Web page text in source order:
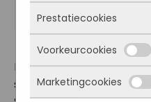
2013-04-22
Social media
Een aantal keer per
social media avond
Deze cookies zorgen
überhaupt werkt. Ze
kunnen niet worden
ze alleen geplaatst
inloggen, een
Prestatiecookies
Met deze cookies
bezocht wordt, waar
komen en welke
Voorkeurcookies
Deze cookies
Marketingcookies